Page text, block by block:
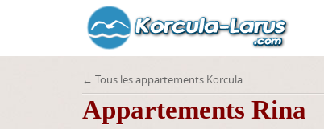
← Tous les appartements Korcula
Appartements Rina